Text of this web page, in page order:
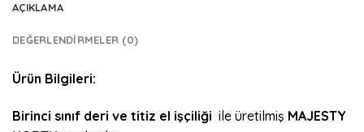
AÇIKLAMA
DEĞERLENDIRMELER (0)
Ürün Bilgileri:
Birinci sınıf deri ve titiz el işçiliği ile üretilmiş MAJESTY